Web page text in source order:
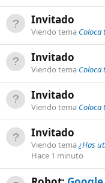
Invitado
Viendo tema Coloca
Invitado
Viendo tema Coloca
Invitado
Viendo tema Coloca
Invitado
Viendo tema¿Has
Hace 1 minuto